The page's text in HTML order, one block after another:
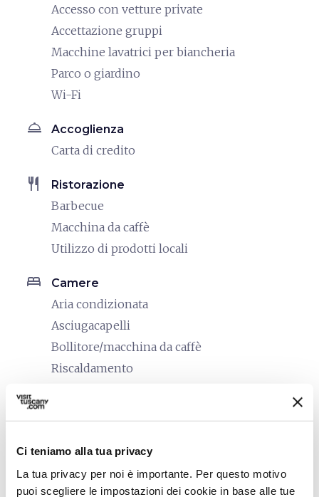
Ci teniamo alla tua privacy
La tua privacy per noi è importante. Per questo motivo
puoi scegliere le impostazioni dei cookie in base alle tue
Accesso con vetture private
Accettazione gruppi
Macchine lavatrici per biancheria
Parco o giardino
Wi-Fi
room_service Accoglienza
Carta di credito
restaurant Ristorazione
Barbecue
Macchina da caffè
Utilizzo di prodotti locali
bed Camere
Aria condizionata
Asciugacapelli
Bollitore/macchina da caffè
Riscaldamento
local_parking Parcheggio
Parcheggio
translate Lingue parlate